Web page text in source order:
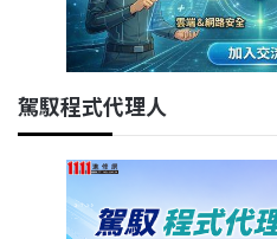
駕馭程式代理人